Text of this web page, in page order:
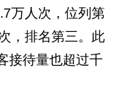
万人次，位列第
，排名第三。此
接待量也超过千